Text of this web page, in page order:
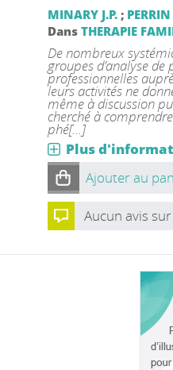
MINARY J.P.; PERRIN
Dans THERAPIE
De nombreux
groupes d’analyse de
professionnelles
leurs activités ne
même à discussion
cherché à
phé[...]
Plus
Ajouter au
Aucun avis